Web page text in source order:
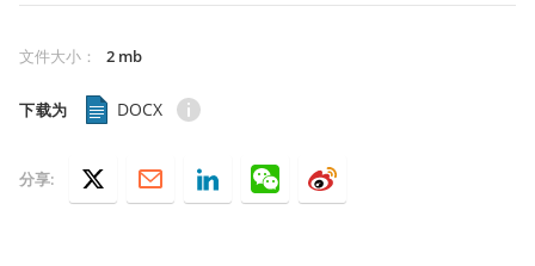
文件大小 ： 2 mb
下载为 DOCX
分享: